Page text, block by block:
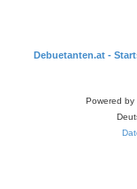
Debuetanten.at -
Powered by